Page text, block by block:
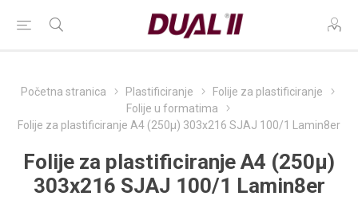
Početna stranica Plastificiranje
Folije za plastificiranje
Folije u formatima
Folije za plastificiranje A4 (250µ) 303x216 SJAJ 100/1 Lamin8er
Folije za plastificiranje A4 (250µ)
303x216 SJAJ 100/1 Lamin8er